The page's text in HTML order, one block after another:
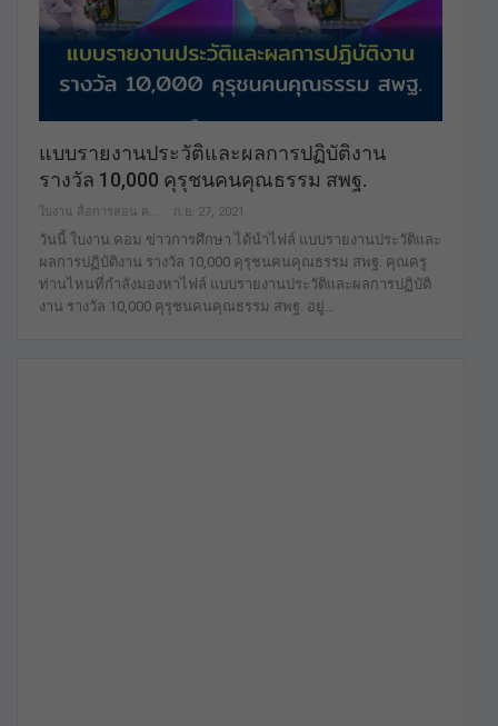
แบบรายงานประวัติและผลการปฏิบัติงาน
รางวัล 10,000 คุรุชนคนคุณธรรม สพฐ.
ก.ย. 27, 2021
วันนี้ ใบงาน.คอม ข่าวการศึกษา ได้นำไฟล์ แบบรายงานประวัติและ
ผลการปฏิบัติงาน รางวัล 10,000 คุรุชนคนคุณธรรม สพฐ. คุณครู
ท่านไหนที่กำลังมองหาไฟล์ แบบรายงานประวัติและผลการปฏิบัติ
งาน รางวัล 10,000 คุรุชนคนคุณธรรม สพฐ. อยู่…